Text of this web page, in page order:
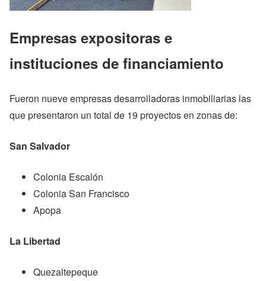
Empresas expositoras e
instituciones de financiamiento
Fueron nueve empresas desarrolladoras inmobiliarias las
que presentaron un total de 19 proyectos en zonas de:
San Salvador
Colonia Escalón
Colonia San Francisco
Apopa
La Libertad
Quezaltepeque